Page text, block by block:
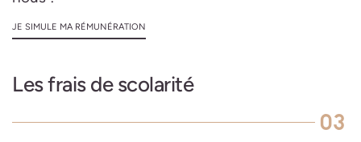
JE SIMULE MA RÉMUNÉRATION
Les frais de scolarité
03